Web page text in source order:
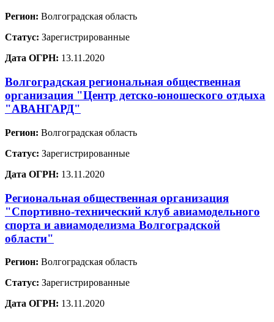
Регион: Волгоградская область
Статус: Зарегистрированные
Дата ОГРН: 13.11.2020
Волгоградская региональная общественная
организация "Центр детско-юношеского отдыха
"АВАНГАРД"
Регион: Волгоградская область
Статус: Зарегистрированные
Дата ОГРН: 13.11.2020
Региональная общественная организация
"Спортивно-технический клуб авиамодельного
спорта и авиамоделизма Волгоградской
области"
Регион: Волгоградская область
Статус: Зарегистрированные
Дата ОГРН: 13.11.2020